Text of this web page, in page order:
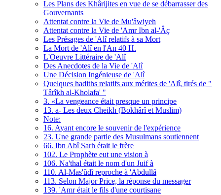
Les Plans des Khârijites en vue de se débarrasser des
Gouvernants
Attentat contre la Vie de Mu'âwiyeh
Attentat contre la Vie de 'Amr Ibn al-'Âç
Les Présages de 'Alî relatifs à sa Mort
La Mort de 'Alî en l'An 40 H.
L'Oeuvre Littéraire de 'Alî
Des Anecdotes de la Vie de 'Alî
Une Décision Ingénieuse de 'Alî
Quelques hadiths relatifs aux mérites de 'Alî, tirés de "
Târîkh al-Kholafa' "
3. «La vengeance était presque un principe
13. a- Les deux Cheikh (Bokhârî et Muslim)
Note:
16. Ayant encore le souvenir de l'expérience
23. Une grande partie des Musulmans soutiennent
66. Ibn Abî Sarh était le frère
102. Le Prophète eut une vision à
106. Na'thal était le nom d'un Juif à
110. Al-Mas'ûdî reproche à 'Abdullâ
113. Selon Major Price, la réponse du messager
139. 'Amr était le fils d'une courtisane